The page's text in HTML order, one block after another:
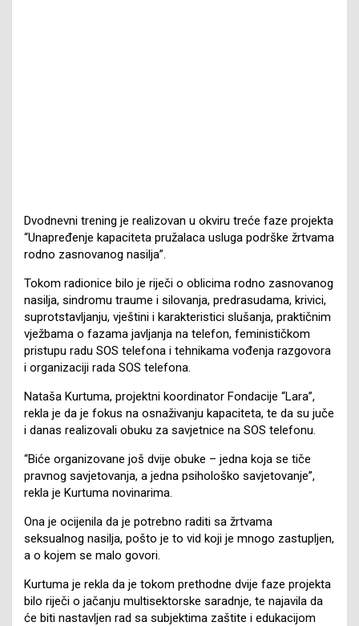
Dvodnevni trening je realizovan u okviru treće faze projekta
“Unapređenje kapaciteta pružalaca usluga podrške žrtvama
rodno zasnovanog nasilja”.
Tokom radionice bilo je riječi o oblicima rodno zasnovanog
nasilja, sindromu traume i silovanja, predrasudama, krivici,
suprotstavljanju, vještini i karakteristici slušanja, praktičnim
vježbama o fazama javljanja na telefon, feminističkom
pristupu radu SOS telefona i tehnikama vođenja razgovora
i organizaciji rada SOS telefona.
Nataša Kurtuma, projektni koordinator Fondacije “Lara”,
rekla je da je fokus na osnaživanju kapaciteta, te da su juče
i danas realizovali obuku za savjetnice na SOS telefonu.
“Biće organizovane još dvije obuke – jedna koja se tiče
pravnog savjetovanja, a jedna psihološko savjetovanje”,
rekla je Kurtuma novinarima.
Ona je ocijenila da je potrebno raditi sa žrtvama
seksualnog nasilja, pošto je to vid koji je mnogo zastupljen,
a o kojem se malo govori.
Kurtuma je rekla da je tokom prethodne dvije faze projekta
bilo riječi o jačanju multisektorske saradnje, te najavila da
će biti nastavljen rad sa subjektima zaštite i edukacijom